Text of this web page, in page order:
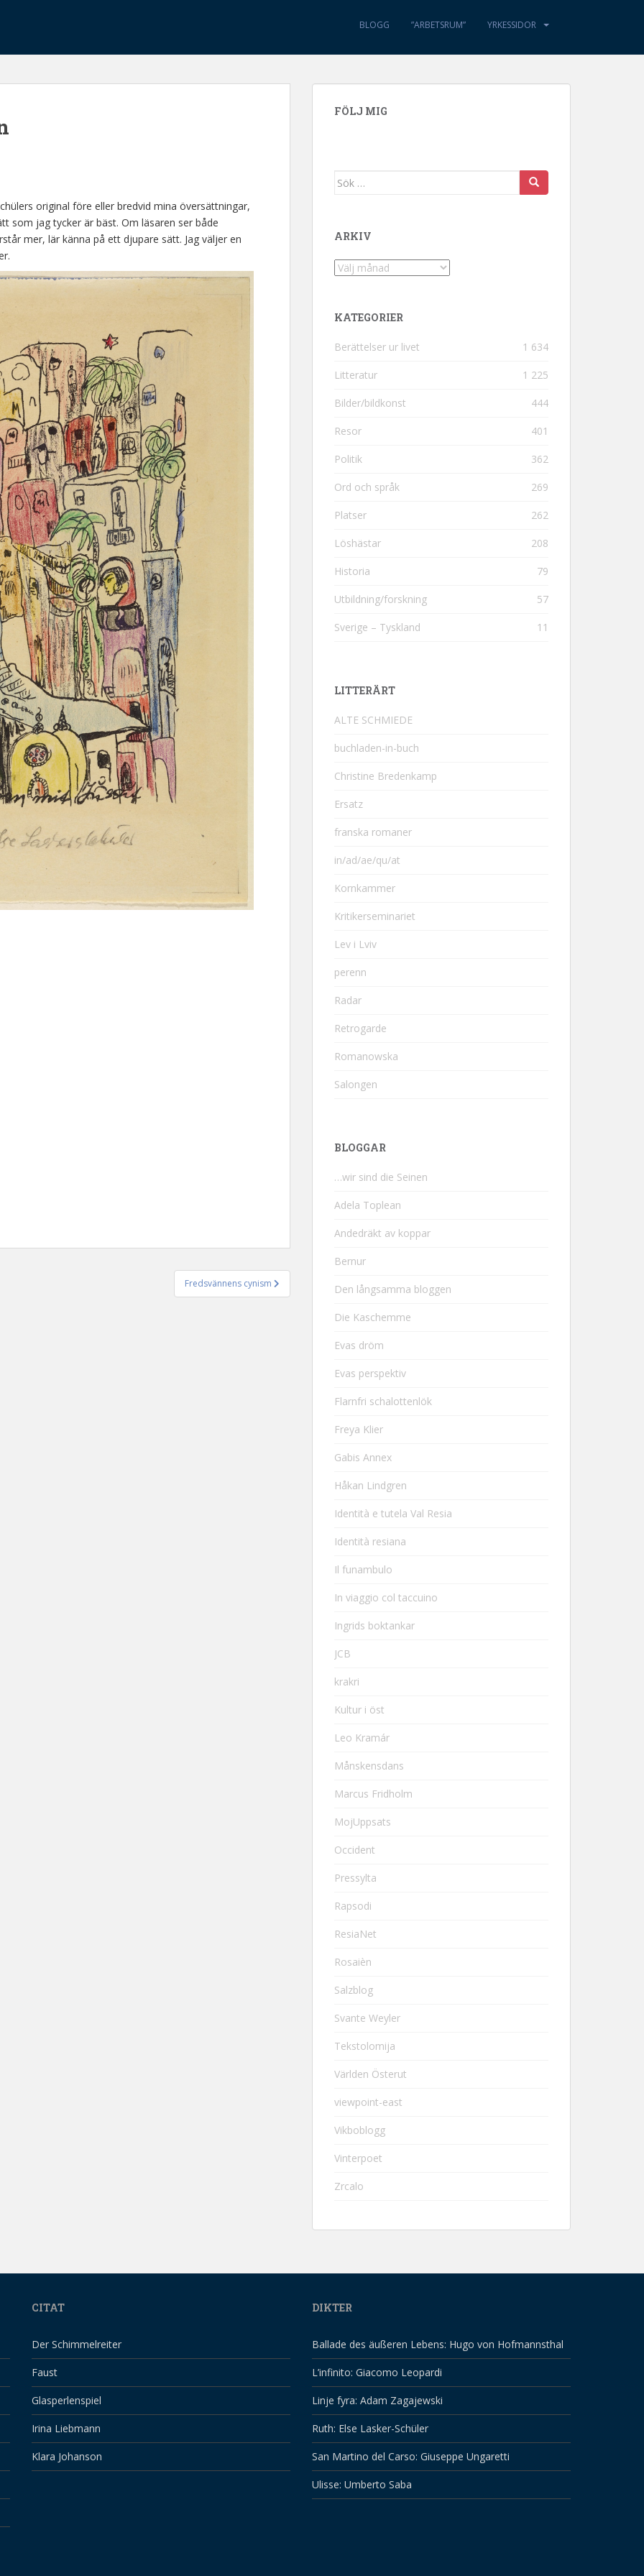
BLOGG ”ARBETSRUM” YRKESSIDOR
original före eller bredvid mina översättningar,
som jag tycker är bäst. Om läsaren ser både
mer, lär känna på ett djupare sätt. Jag väljer en
Fredsvännens cynism
FÖLJ MIG
Sök efter:
ARKIV
Arkiv
KATEGORIER
Berättelser ur livet 1 634
Litteratur 1 225
Bilder/bildkonst 444
Resor 401
Politik 362
Ord och språk 269
Platser 262
Löshästar 208
Historia 79
Utbildning/forskning 57
Sverige – Tyskland 11
LITTERÄRT
ALTE SCHMIEDE
buchladen-in-buch
Christine Bredenkamp
Ersatz
franska romaner
in/ad/ae/qu/at
Kornkammer
Kritikerseminariet
Lev i Lviv
perenn
Radar
Retrogarde
Romanowska
Salongen
BLOGGAR
…wir sind die Seinen
Adela Toplean
Andedräkt av koppar
Bernur
Den långsamma bloggen
Die Kaschemme
Evas dröm
Evas perspektiv
Flarnfri schalottenlök
Freya Klier
Gabis Annex
Håkan Lindgren
Identità e tutela Val Resia
Identità resiana
Il funambulo
In viaggio col taccuino
Ingrids boktankar
JCB
krakri
Kultur i öst
Leo Kramár
Månskensdans
Marcus Fridholm
MojUppsats
Occident
Pressylta
Rapsodi
ResiaNet
Rosaièn
Salzblog
Svante Weyler
Tekstolomija
Världen Österut
viewpoint-east
Vikboblogg
Vinterpoet
Zrcalo
CITAT
Der Schimmelreiter
Faust
Glasperlenspiel
Irina Liebmann
Klara Johanson
DIKTER
Ballade des äußeren Lebens: Hugo von Hofmannsthal
L’infinito: Giacomo Leopardi
Linje fyra: Adam Zagajewski
Ruth: Else Lasker-Schüler
San Martino del Carso: Giuseppe Ungaretti
Ulisse: Umberto Saba